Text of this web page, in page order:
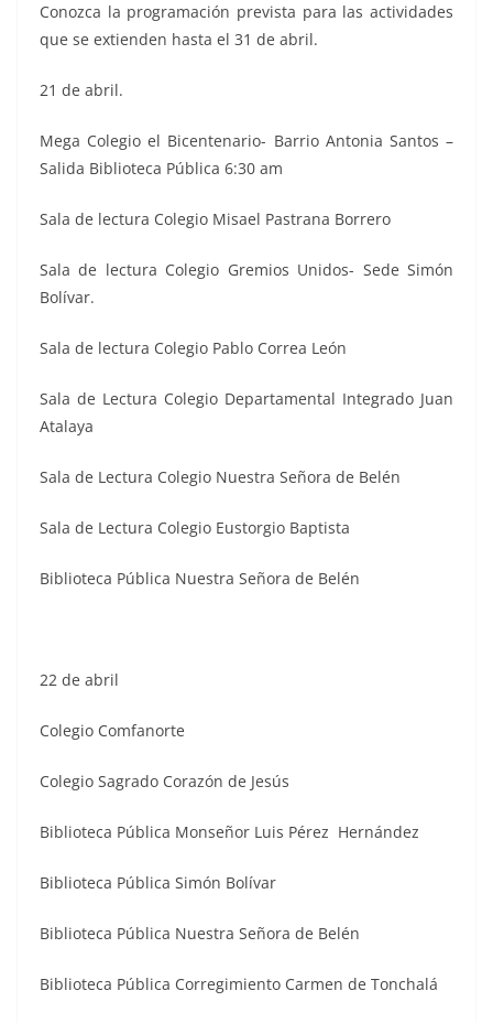
Conozca la programación prevista para las actividades
que se extienden hasta el 31 de abril.
21 de abril.
Mega Colegio el Bicentenario- Barrio Antonia Santos –
Salida Biblioteca Pública 6:30 am
Sala de lectura Colegio Misael Pastrana Borrero
Sala de lectura Colegio Gremios Unidos- Sede Simón
Bolívar.
Sala de lectura Colegio Pablo Correa León
Sala de Lectura Colegio Departamental Integrado Juan
Atalaya
Sala de Lectura Colegio Nuestra Señora de Belén
Sala de Lectura Colegio Eustorgio Baptista
Biblioteca Pública Nuestra Señora de Belén
22 de abril
Colegio Comfanorte
Colegio Sagrado Corazón de Jesús
Biblioteca Pública Monseñor Luis Pérez Hernández
Biblioteca Pública Simón Bolívar
Biblioteca Pública Nuestra Señora de Belén
Biblioteca Pública Corregimiento Carmen de Tonchalá